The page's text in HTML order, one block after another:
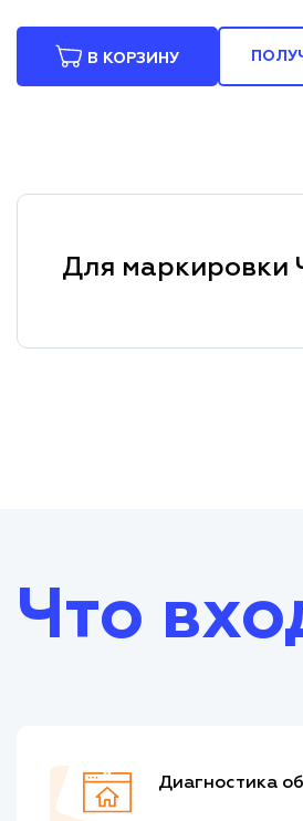
В КОРЗИНУ
Для маркировки
Что
Диагностика